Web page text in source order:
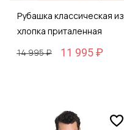
Рубашка классическая из
хлопка приталенная
14 995 ₽
11 995 ₽